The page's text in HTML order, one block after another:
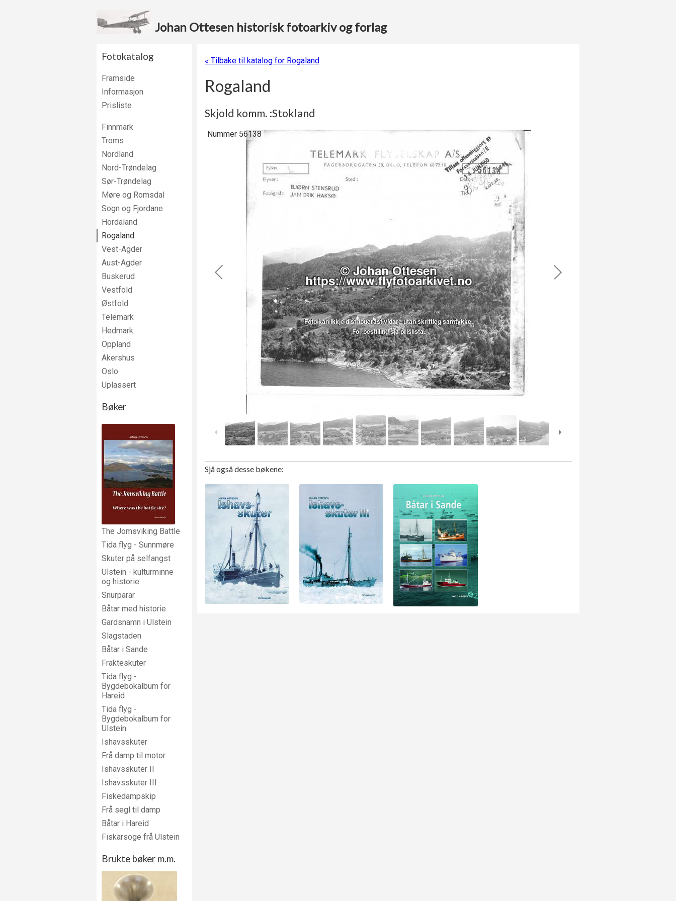
Johan Ottesen historisk fotoarkiv og forlag
Fotokatalog
Framside
Informasjon
Prisliste
Finnmark
Troms
Nordland
Nord-Trøndelag
Sør-Trøndelag
Møre og Romsdal
Sogn og Fjordane
Hordaland
Rogaland
Vest-Agder
Aust-Agder
Buskerud
Vestfold
Østfold
Telemark
Hedmark
Oppland
Akershus
Oslo
Uplassert
Bøker
The Jomsviking Battle
Tida flyg - Sunnmøre
Skuter på selfangst
Ulstein - kulturminne
og historie
Snurparar
Båtar med historie
Gardsnamn i Ulstein
Slagstaden
Båtar i Sande
Frakteskuter
Tida flyg -
Bygdebokalbum for
Hareid
Tida flyg -
Bygdebokalbum for
Ulstein
Ishavsskuter
Frå damp til motor
Ishavsskuter II
Ishavsskuter III
Fiskedampskip
Frå segl til damp
Båtar i Hareid
Fiskarsoge frå Ulstein
Brukte bøker m.m.
« Tilbake til katalog for Rogaland
Rogaland
Skjold komm. :Stokland
Nummer 56138
Sjå også desse bøkene: